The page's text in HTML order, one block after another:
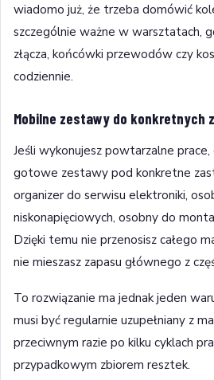
wiadomo już, że trzeba domówić
szczególnie ważne w warsztatach,
złącza, końcówki przewodów czy
codziennie.
Mobilne zestawy do konkretnych
Jeśli wykonujesz powtarzalne prace,
gotowe zestawy pod konkretne
organizer do serwisu elektroniki,
niskonapięciowych, osobny do
Dzięki temu nie przenosisz całego
nie mieszasz zapasu głównego z
To rozwiązanie ma jednak jeden
musi być regularnie uzupełniany z
przeciwnym razie po kilku cyklach
przypadkowym zbiorem resztek.